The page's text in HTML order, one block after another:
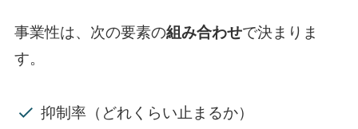
事業性は、次の要素の組み合わせで決まりま
す。
抑制率（どれくらい止まるか）